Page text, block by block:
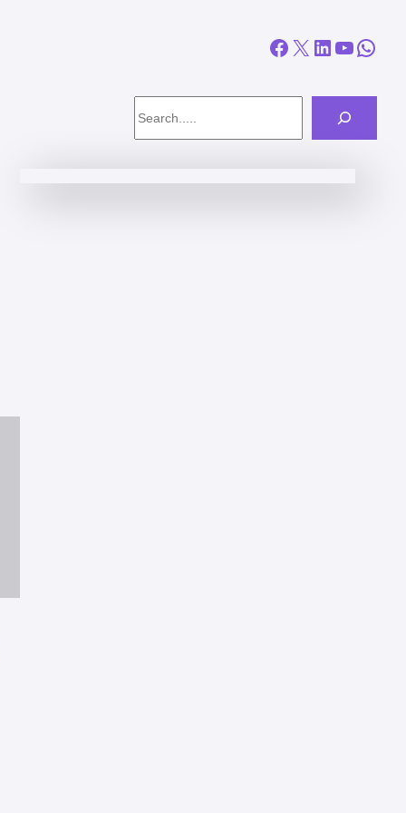
Facebook X LinkedIn YouTube WhatsApp